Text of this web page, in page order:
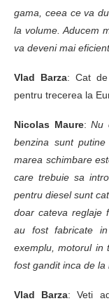
gama, ceea ce va
la volume. Aducem
va deveni mai
Vlad Barza: Cat
pentru trecerea la
Nicolas Maure: Nu
benzina sunt
marea schimbare
care trebuie sa
pentru diesel sunt
doar cateva reglaje
au fost fabricate
exemplu, motorul in
fost gandit inca de la
Vlad Barza: Veti